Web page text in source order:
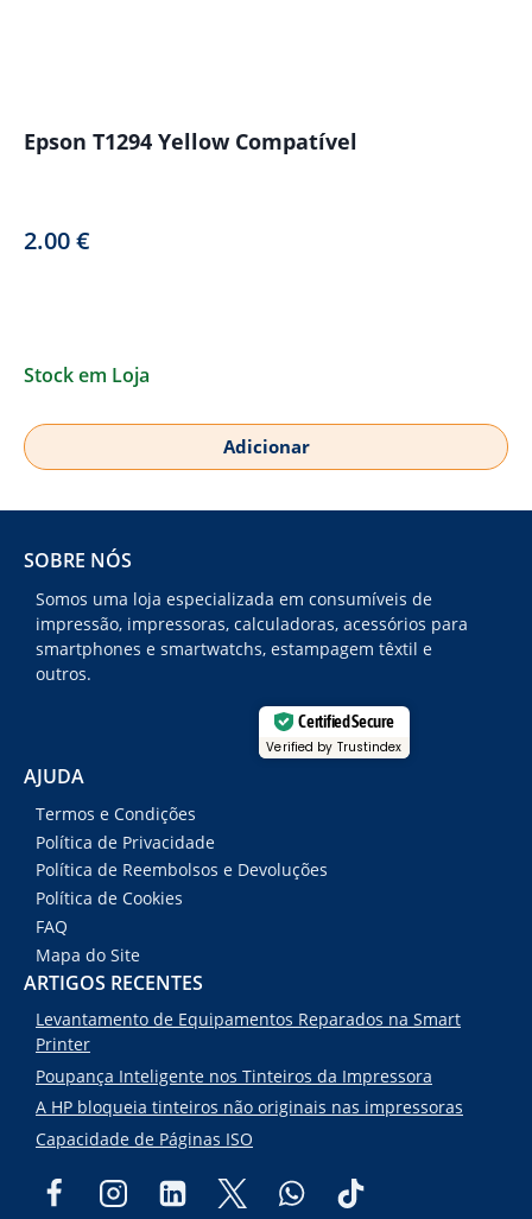
Epson T1294 Yellow Compatível
2.00€
Stock em Loja
Adicionar
SOBRE NÓS
Somos uma loja especializada em consumíveis de
impressão, impressoras, calculadoras, acessórios para
smartphones e smartwatchs, estampagem têxtil e
outros.
Certified Secure
Verified by Trustindex
AJUDA
Termos e Condições
Política de Privacidade
Política de Reembolsos e Devoluções
Política de Cookies
FAQ
Mapa do Site
ARTIGOS RECENTES
Levantamento de Equipamentos Reparados na Smart
Printer
Poupança Inteligente nos Tinteiros da Impressora
A HP bloqueia tinteiros não originais nas impressoras
Capacidade de Páginas ISO